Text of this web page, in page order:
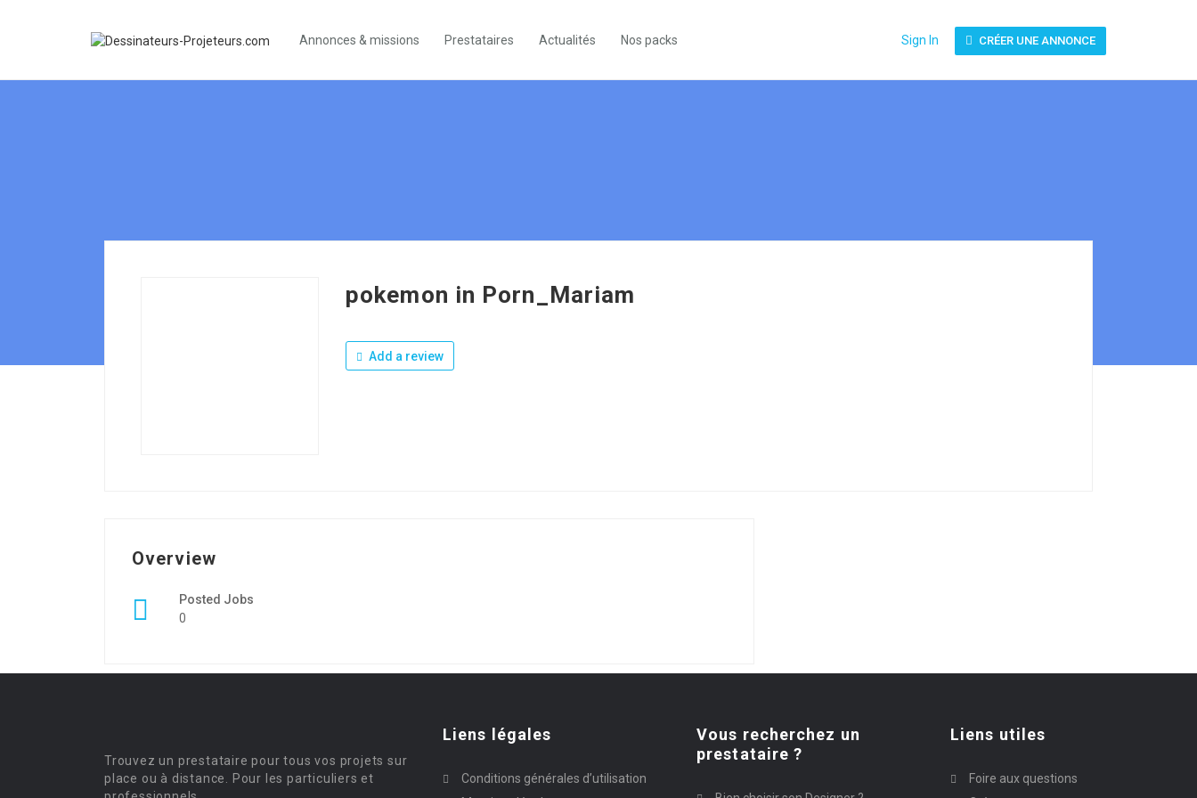
Annonces & missions Prestataires Actualités Nos packs Sign In CRÉER UNE ANNONCE
pokemon in Porn_Mariam
Add a review
Overview
Posted Jobs
0
Trouvez un prestataire pour tous vos projets sur
place ou à distance. Pour les particuliers et
Liens légales
Conditions générales d’utilisation
Vous recherchez un
prestataire ?
Liens utiles
Foire aux questions